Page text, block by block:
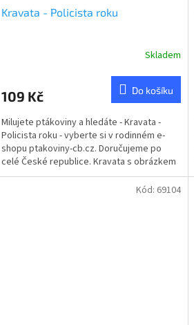
Kravata - Policista roku
Skladem
109 Kč Do košíku
Milujete ptákoviny a hledáte - Kravata -
Policista roku - vyberte si v rodinném e-
shopu ptakoviny-cb.cz. Doručujeme po
celé České republice. Kravata s obrázkem
a nápisem.
Kód: 69104